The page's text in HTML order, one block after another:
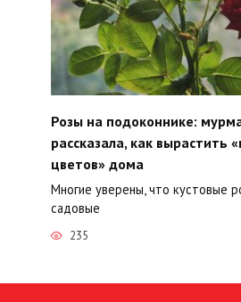
Розы на подоконнике:
рассказала, как вырастить
цветов» дома
Многие уверены, что кустовые
садовые
235